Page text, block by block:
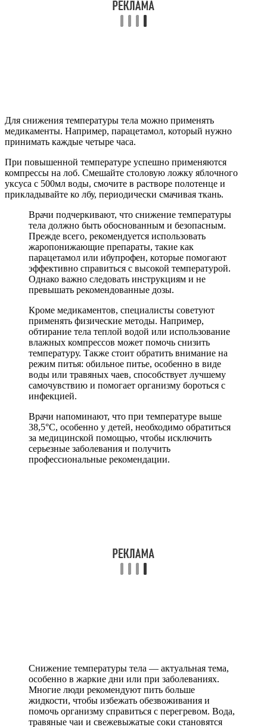
Для снижения температуры тела можно применять
медикаменты. Например, парацетамол, который нужно
принимать каждые четыре часа.
При повышенной температуре успешно применяются
компрессы на лоб. Смешайте столовую ложку яблочного
уксуса с 500мл воды, смочите в растворе полотенце и
прикладывайте ко лбу, периодически смачивая ткань.
Врачи подчеркивают, что снижение температуры
тела должно быть обоснованным и безопасным.
Прежде всего, рекомендуется использовать
жаропонижающие препараты, такие как
парацетамол или ибупрофен, которые помогают
эффективно справиться с высокой температурой.
Однако важно следовать инструкциям и не
превышать рекомендованные дозы.
Кроме медикаментов, специалисты советуют
применять физические методы. Например,
обтирание тела теплой водой или использование
влажных компрессов может помочь снизить
температуру. Также стоит обратить внимание на
режим питья: обильное питье, особенно в виде
воды или травяных чаев, способствует лучшему
самочувствию и помогает организму бороться с
инфекцией.
Врачи напоминают, что при температуре выше
38,5°C, особенно у детей, необходимо обратиться
за медицинской помощью, чтобы исключить
серьезные заболевания и получить
профессиональные рекомендации.
Снижение температуры тела — актуальная тема,
особенно в жаркие дни или при заболеваниях.
Многие люди рекомендуют пить больше
жидкости, чтобы избежать обезвоживания и
помочь организму справиться с перегревом. Вода,
травяные чаи и свежевыжатые соки становятся